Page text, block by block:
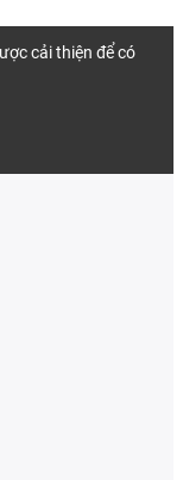
cải thiện để có